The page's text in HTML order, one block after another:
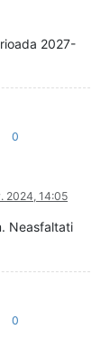
2027-
0
2024, 14:05
Neasfaltati
0